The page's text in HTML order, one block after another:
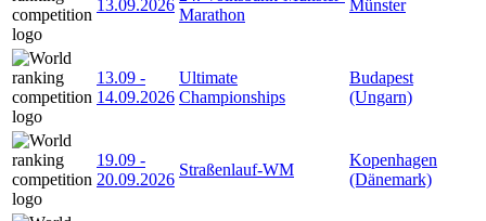
13.09.2026
Marathon
Münster
13.09 -
14.09.2026
Ultimate
Championships
Budapest
(Ungarn)
19.09 -
20.09.2026
Straßenlauf-WM
Kopenhagen
(Dänemark)